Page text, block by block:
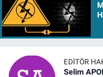
EDITÖR
Selim